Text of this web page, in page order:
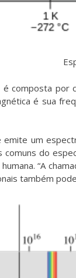
composta por
é sua
um
do
“A
também